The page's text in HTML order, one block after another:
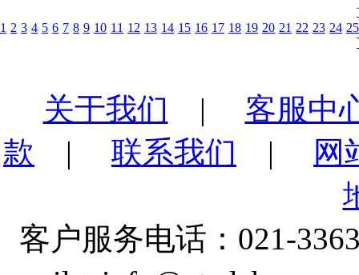
1 2 3 4 5 6 7 8 9 10 11 12 13 14 15 16 17 18 19 20 21 22 23 24 25
关于我们 | 客服中
款 | 联系我们 |
网
客户服务电话：021-